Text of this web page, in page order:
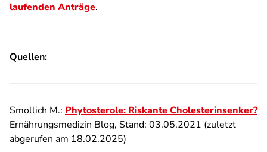
laufenden Anträge.
Quellen:
Smollich M.: Phytosterole: Riskante Cholesterinsenker?
Ernährungsmedizin Blog, Stand: 03.05.2021 (zuletzt
abgerufen am 18.02.2025)